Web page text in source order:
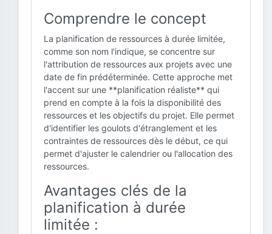
Comprendre le concept
La planification de ressources à durée limitée,
comme son nom l'indique, se concentre sur
l'attribution de ressources aux projets avec une
date de fin prédéterminée. Cette approche met
l'accent sur une **planification réaliste** qui
prend en compte à la fois la disponibilité des
ressources et les objectifs du projet. Elle permet
d'identifier les goulots d'étranglement et les
contraintes de ressources dès le début, ce qui
permet d'ajuster le calendrier ou l'allocation des
ressources.
Avantages clés de la
planification à durée
limitée :